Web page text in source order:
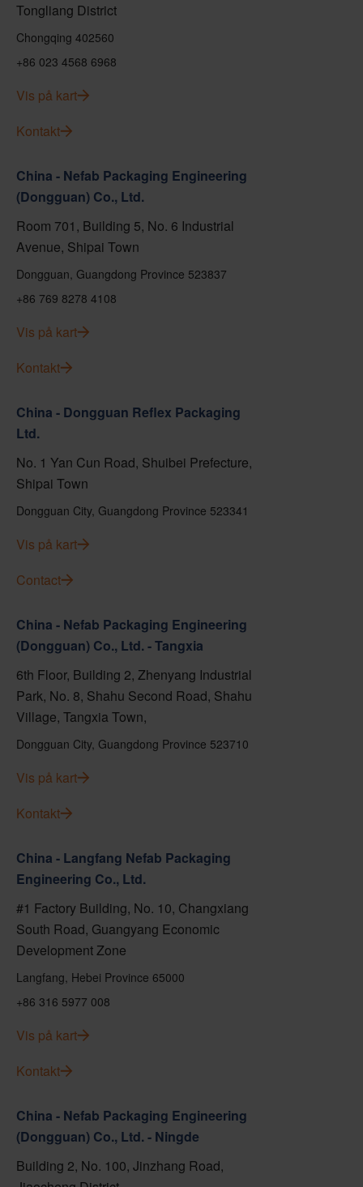
Tongliang District
Chongqing 402560
+86 023 4568 6968
Vis på kart
Kontakt
China - Nefab Packaging Engineering
(Dongguan) Co., Ltd.
Room 701, Building 5, No. 6 Industrial
Avenue, Shipai Town
Dongguan, Guangdong Province 523837
+86 769 8278 4108
Vis på kart
Kontakt
China - Dongguan Reflex Packaging
Ltd.
No. 1 Yan Cun Road, Shuibei Prefecture,
Shipai Town
Dongguan City, Guangdong Province 523341
Vis på kart
Contact
China - Nefab Packaging Engineering
(Dongguan) Co., Ltd. - Tangxia
6th Floor, Building 2, Zhenyang Industrial
Park, No. 8, Shahu Second Road, Shahu
Village, Tangxia Town,
Dongguan City, Guangdong Province 523710
Vis på kart
Kontakt
China - Langfang Nefab Packaging
Engineering Co., Ltd.
#1 Factory Building, No. 10, Changxiang
South Road, Guangyang Economic
Development Zone
Langfang, Hebei Province 65000
+86 316 5977 008
Vis på kart
Kontakt
China - Nefab Packaging Engineering
(Dongguan) Co., Ltd. - Ningde
Building 2, No. 100, Jinzhang Road,